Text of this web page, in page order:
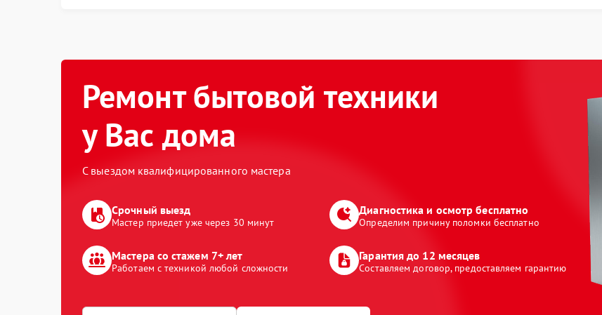
Ремонт бытовой техники
у Вас дома
С выездом квалифицированного мастера
Срочный выезд
Мастер приедет уже через 30 минут
Диагностика и осмотр бесплатно
Определим причину поломки бесплатно
Мастера со стажем 7+ лет
Работаем с техникой любой сложности
Гарантия до 12 месяцев
Составляем договор, предоставляем гарантию